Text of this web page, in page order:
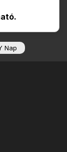
Nap